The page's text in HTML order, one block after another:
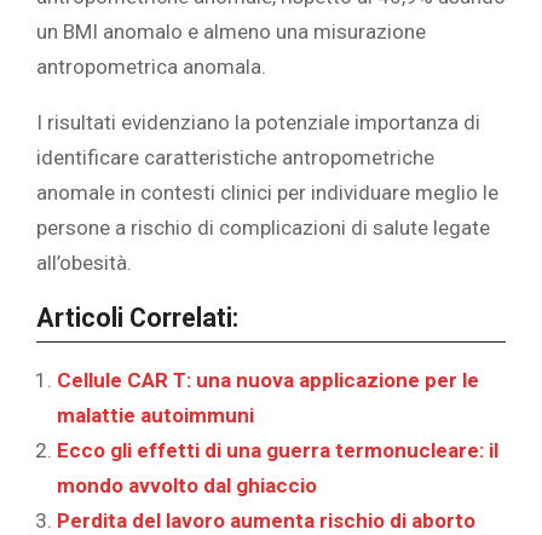
un BMI anomalo e almeno una misurazione
antropometrica anomala.
I risultati evidenziano la potenziale importanza di
identificare caratteristiche antropometriche
anomale in contesti clinici per individuare meglio le
persone a rischio di complicazioni di salute legate
all’obesità.
Articoli Correlati:
Cellule CAR T: una nuova applicazione per le
malattie autoimmuni
Ecco gli effetti di una guerra termonucleare: il
mondo avvolto dal ghiaccio
Perdita del lavoro aumenta rischio di aborto